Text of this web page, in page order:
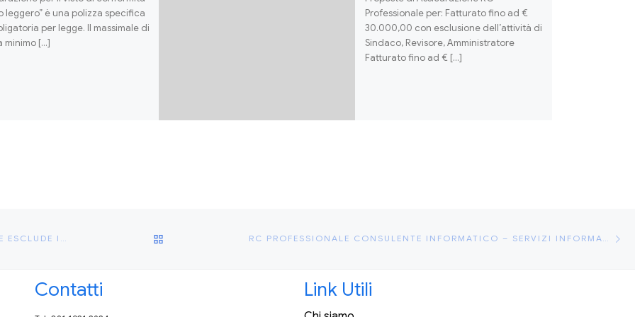
leggero” è una polizza specifica
per legge. Il massimale di
minimo […]
Professionale per: Fatturato fino ad €
30.000,00 con esclusione dell’attività di
Sindaco, Revisore, Amministratore
Fatturato fino ad € […]
RESPONSABILITÀ MEDICA E LINEE GUIDA: L’APPLICAZIONE ESCLUDE I RISCHI? RITORNA ALLA LISTA DEGLI ARTICOLI RC PROFESSIONALE CONSULENTE INFORMATICO – SERVIZI INFORMATICI
Contatti Link Utili